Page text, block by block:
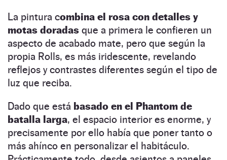
La pintura combina el rosa con detalles y
motas doradas que a primera le confieren un
aspecto de acabado mate, pero que según la
propia Rolls, es más iridescente, revelando
reflejos y contrastes diferentes según el tipo de
luz que reciba.
Dado que está basado en el Phantom de
batalla larga, el espacio interior es enorme, y
precisamente por ello había que poner tanto o
más ahínco en personalizar el habitáculo.